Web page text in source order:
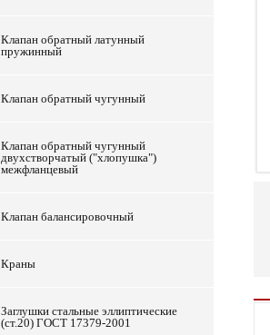
Клапан обратный латунный
пружинный
Клапан обратный чугунный
Клапан обратный чугунный
двухстворчатый ("хлопушка")
межфланцевый
Клапан балансировочный
Краны
Заглушки стальные эллиптические
(ст.20) ГОСТ 17379-2001